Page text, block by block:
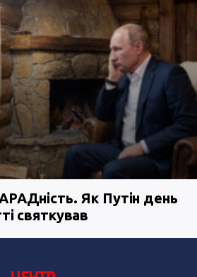
Як Путін день
святкував